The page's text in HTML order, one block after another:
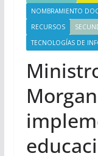
NOMBRAMIENTO
RECURSOS
TECNOLOGÍAS DE